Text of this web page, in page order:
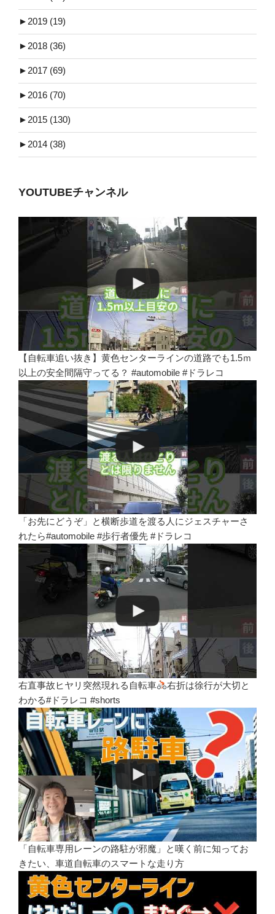
► 2019 (19)
► 2018 (36)
► 2017 (69)
► 2016 (70)
► 2015 (130)
► 2014 (38)
YOUTUBEチャンネル
【自転車追い抜き】黄色センターラインの道路でも1.5ｍ
以上の安全間隔守ってる？ #automobile #ドラレコ
「お先にどうぞ」と横断歩道を渡る人にジェスチャーさ
れたら#automobile #歩行者優先 #ドラレコ
右直事故ヒヤリ突然現れる自転車
右折は徐行が大切と
わかる#ドラレコ #shorts
「自転車専用レーンの路駐が邪魔」と嘆く前に知ってお
きたい、車道自転車のスマートな走り方